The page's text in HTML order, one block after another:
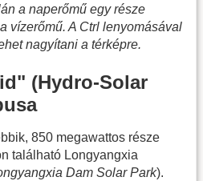
a naperőmű egy része
vízerőmű. A Ctrl lenyomásával
nagyítani a térképre.
(Hydro-Solar
850 megawattos része
található Longyangxia
Dam Solar Park).